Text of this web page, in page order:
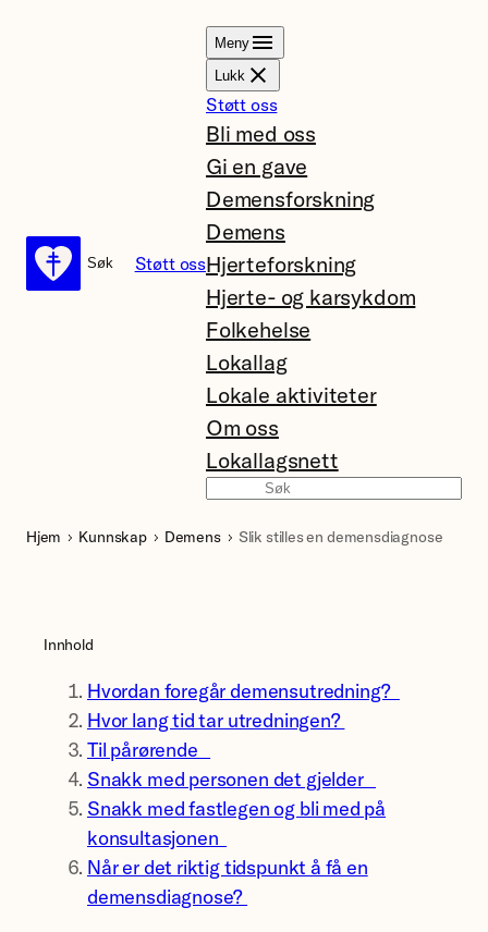
Søk
Søk Støtt oss
Meny
Lukk
Støtt oss
Bli med oss
Gi en gave
Demensforskning
Demens
Hjerteforskning
Hjerte- og karsykdom
Folkehelse
Lokallag
Lokale aktiviteter
Om oss
Lokallagsnett
Hjem Kunnskap Demens Slik stilles en demensdiagnose
Innhold
Hvordan foregår demensutredning?
Hvor lang tid tar utredningen?
Til pårørende
Snakk med personen det gjelder
Snakk med fastlegen og bli med på
konsultasjonen
Når er det riktig tidspunkt å få en
demensdiagnose?